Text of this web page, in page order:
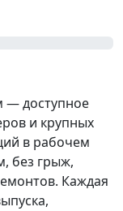
— доступное
и крупных
в рабочем
без грыж,
Каждая